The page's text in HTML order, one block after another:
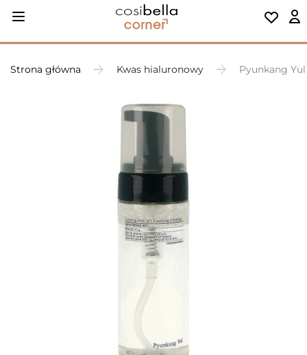
Strona główna Kwas hialuronowy Pyunkang